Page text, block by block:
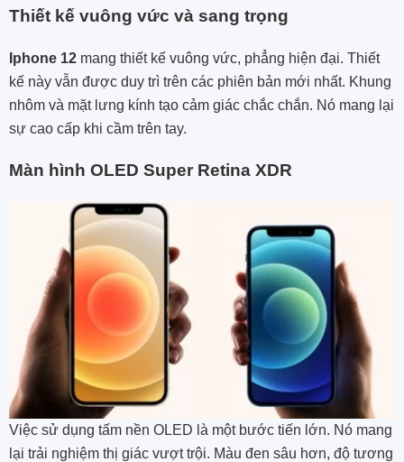
Thiết kế vuông vức và sang trọng
Iphone 12 mang thiết kế vuông vức, phẳng hiện đại. Thiết
kế này vẫn được duy trì trên các phiên bản mới nhất. Khung
nhôm và mặt lưng kính tạo cảm giác chắc chắn. Nó mang lại
sự cao cấp khi cầm trên tay.
Màn hình OLED Super Retina XDR
Việc sử dụng tấm nền OLED là một bước tiến lớn. Nó mang
lại trải nghiệm thị giác vượt trội. Màu đen sâu hơn, độ tương